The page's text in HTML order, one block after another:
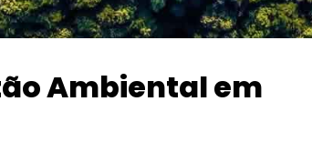
Ambiental em